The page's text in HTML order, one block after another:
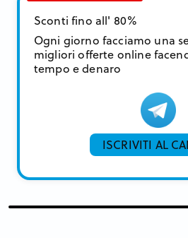
Sconti fino all' 80%
Ogni giorno facciamo una
migliori offerte online
tempo e denaro
ISCRIVITI AL